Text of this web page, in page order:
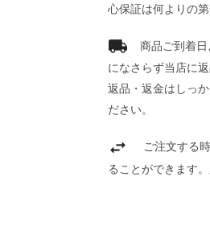
心保証は何よりの
商品ご到着
になさらず当店に
返品・返金はしっ
ださい。
ご注文する
ることができます